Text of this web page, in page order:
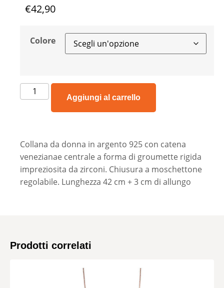
€42,90
Colore
Aggiungi al carrello
Collana da donna in argento 925 con catena
venezianae centrale a forma di groumette rigida
impreziosita da zirconi. Chiusura a moschettone
regolabile. Lunghezza 42 cm + 3 cm di allungo
Prodotti correlati